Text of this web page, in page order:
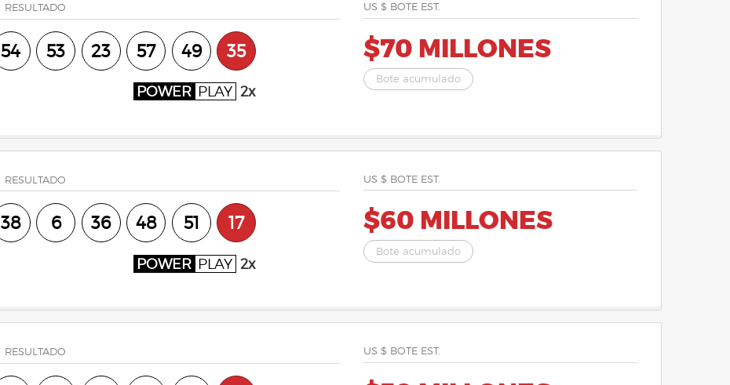
RESULTADO
54 53 23 57 49 35
POWER PLAY 2x
US $ BOTE EST.
$70 MILLONES
Bote acumulado
RESULTADO
38 6 36 48 51 17
POWER PLAY 2x
US $ BOTE EST.
$60 MILLONES
Bote acumulado
RESULTADO US $ BOTE EST.